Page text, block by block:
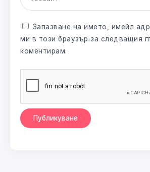
Запазване на името, имейл
ми в този браузър за следващия
коментирам.